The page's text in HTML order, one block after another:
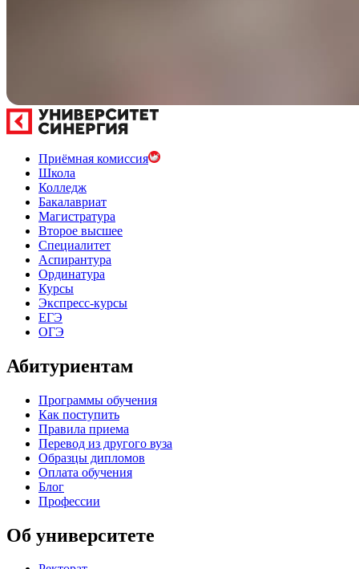
Приёмная комиссия
Школа
Колледж
Бакалавриат
Магистратура
Второе высшее
Специалитет
Аспирантура
Ординатура
Курсы
Экспресс-курсы
ЕГЭ
ОГЭ
Абитуриентам
Программы обучения
Как поступить
Правила приема
Перевод из другого вуза
Образцы дипломов
Оплата обучения
Блог
Профессии
Об университете